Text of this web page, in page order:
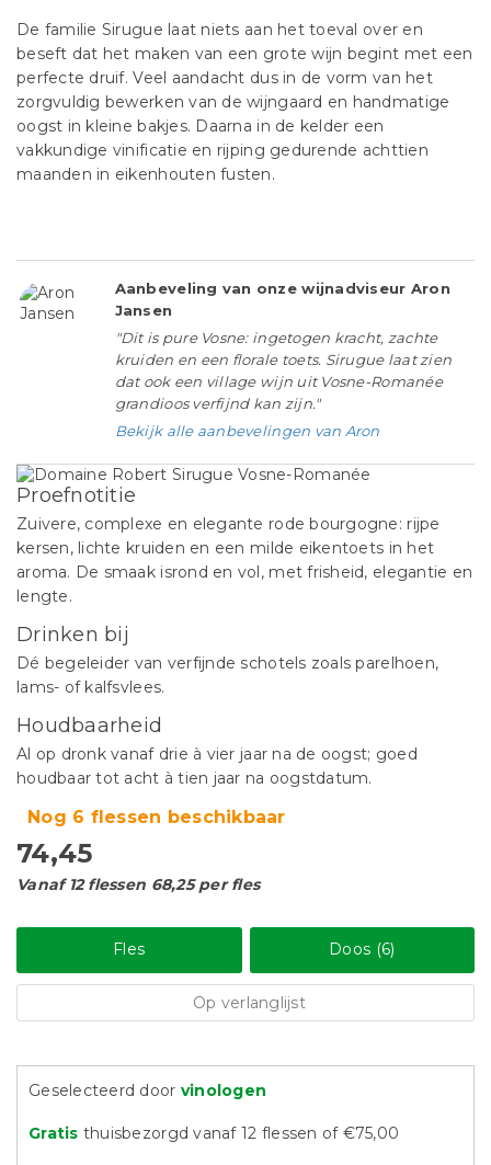
De familie Sirugue laat niets aan het toeval over en
beseft dat het maken van een grote wijn begint met een
perfecte druif. Veel aandacht dus in de vorm van het
zorgvuldig bewerken van de wijngaard en handmatige
oogst in kleine bakjes. Daarna in de kelder een
vakkundige vinificatie en rijping gedurende achttien
maanden in eikenhouten fusten.
Aanbeveling van onze wijnadviseur Aron
Jansen
"Dit is pure Vosne: ingetogen kracht, zachte
kruiden en een florale toets. Sirugue laat zien
dat ook een village wijn uit Vosne-Romanée
grandioos verfijnd kan zijn."
Bekijk alle aanbevelingen van Aron
Proefnotitie
Zuivere, complexe en elegante rode bourgogne: rijpe
kersen, lichte kruiden en een milde eikentoets in het
aroma. De smaak isrond en vol, met frisheid, elegantie en
lengte.
Drinken bij
Dé begeleider van verfijnde schotels zoals parelhoen,
lams- of kalfsvlees.
Houdbaarheid
Al op dronk vanaf drie à vier jaar na de oogst; goed
houdbaar tot acht à tien jaar na oogstdatum.
Nog 6 flessen beschikbaar
74,45
Vanaf 12 flessen 68,25 per fles
Fles Doos (6)
Op verlanglijst
Geselecteerd door vinologen
Gratis thuisbezorgd vanaf 12 flessen of €75,00